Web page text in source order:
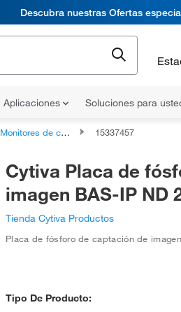
Descubra nuestras Ofertas
Aplicaciones Soluciones para
Monitores de contaminación radioactiva 15337457
Cytiva Placa de
imagen BAS-IP ND
Tienda Cytiva Productos
Placa de fósforo de captación de
Tipo De Producto: